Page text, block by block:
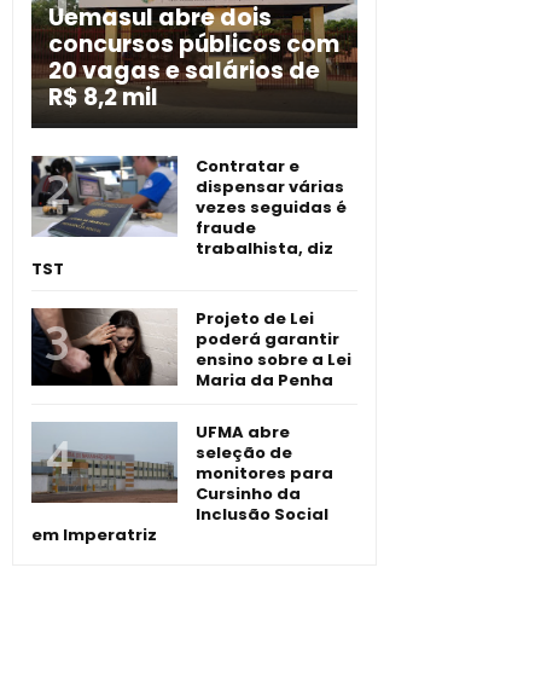
Uemasul abre dois
concursos públicos com
20 vagas e salários de
R$ 8,2 mil
Contratar e
dispensar várias
vezes seguidas é
fraude
trabalhista, diz
TST
Projeto de Lei
poderá garantir
ensino sobre a Lei
Maria da Penha
UFMA abre
seleção de
monitores para
Cursinho da
Inclusão Social
em Imperatriz